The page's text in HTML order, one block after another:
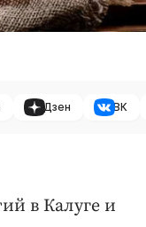
Дзен ВК
в Калуге и